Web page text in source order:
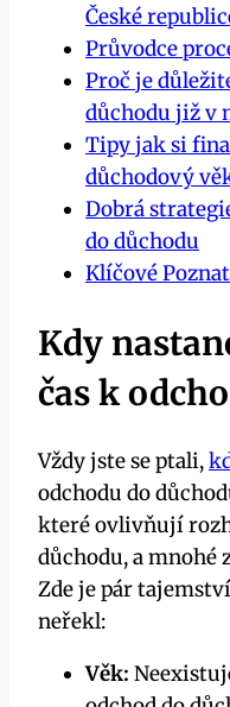
České
Průvodce
Proč je
důchodu již v
Tipy jak si
důchodový
Dobrá
do důchodu
Klíčové
Kdy
čas k
Vždy jste se ptali,
odchodu do
které ovlivňují
důchodu, a mnohé
Zde je pár
neřekl:
Věk: